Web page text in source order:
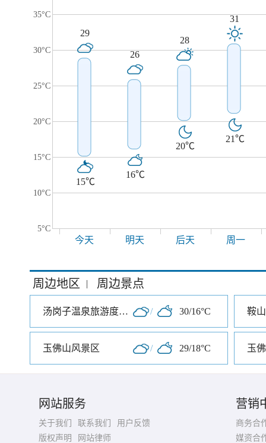
35°C
30°C
25°C
20°C
15°C
10°C
5°C
29
15℃
26
16℃
28
20℃
31
21℃
今天 明天 后天 周一
周边地区 | 周边景点
汤岗子温泉旅游度假区 / 30/16°C 鞍
玉佛山风景区 / 29/18°C 玉
网站服务
关于我们 联系我们
用户反馈
版权声明
网站律师
营销
商务合
媒资合